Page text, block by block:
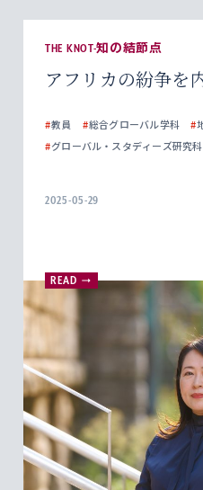
THE KNOT-知の結節点
アフリカの紛争を
#教員 #総合グローバル学科 #
#グローバル・スタディーズ研究科
2025-05-29
READ